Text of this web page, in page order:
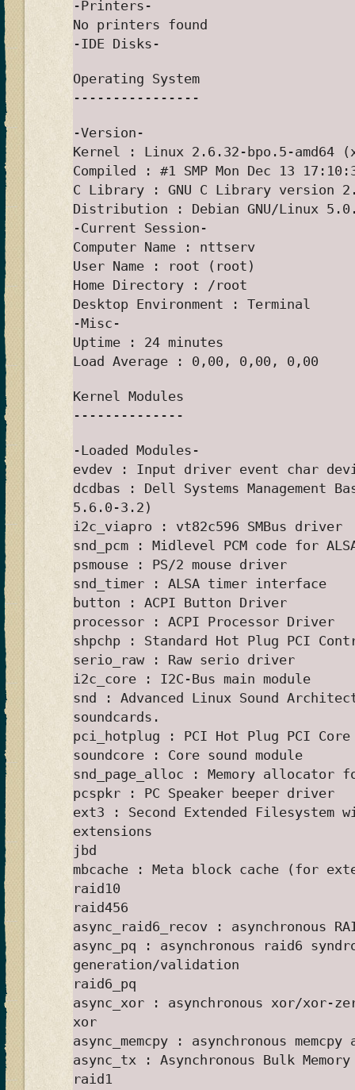
-Printers-
No printers found
-IDE Disks-
Operating System
----------------
-Version-
Kernel : Linux 2.6.32-bpo.5-amd64
Compiled : #1 SMP Mon Dec 13
C Library : GNU C Library version
Distribution : Debian GNU/Linux
-Current Session-
Computer Name : nttserv
User Name : root (root)
Home Directory : /root
Desktop Environment : Terminal
-Misc-
Uptime : 24 minutes
Load Average : 0,00, 0,00, 0,00
Kernel Modules
--------------
-Loaded Modules-
evdev : Input driver event char
dcdbas : Dell Systems Management
5.6.0-3.2)
i2c_viapro : vt82c596 SMBus driver
snd_pcm : Midlevel PCM code for
psmouse : PS/2 mouse driver
snd_timer : ALSA timer interface
button : ACPI Button Driver
processor : ACPI Processor Driver
shpchp : Standard Hot Plug PCI
serio_raw : Raw serio driver
i2c_core : I2C-Bus main module
snd : Advanced Linux Sound
soundcards.
pci_hotplug : PCI Hot Plug PCI Core
soundcore : Core sound module
snd_page_alloc : Memory allocator
pcspkr : PC Speaker beeper driver
ext3 : Second Extended Filesystem
extensions
jbd
mbcache : Meta block cache (for
raid10
raid456
async_raid6_recov : asynchronous
async_pq : asynchronous raid6
generation/validation
raid6_pq
async_xor : asynchronous xor/xor-
xor
async_memcpy : asynchronous memcpy
async_tx : Asynchronous Bulk
raid1